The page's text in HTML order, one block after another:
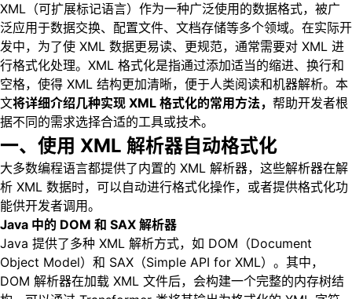
XML（可扩展标记语言）作为一种广泛使用的数据格式，被广
泛应用于数据交换、配置文件、文档存储等多个领域。在实际开
发中，为了使 XML 数据更易读、更规范，通常需要对 XML 进
行格式化处理。XML 格式化是指通过添加适当的缩进、换行和
空格，使得 XML 结构更加清晰，便于人类阅读和机器解析。本
文将详细介绍几种实现 XML 格式化的常用方法， 帮助开发者根
据不同的需求选择合适的工具或技术。
一、使用 XML 解析器自动格式化
大多数编程语言都提供了内置的 XML 解析器，这些解析器在解
析 XML 数据时，可以自动进行格式化操作，或者提供格式化功
能供开发者调用。
Java 中的 DOM 和 SAX 解析器
Java 提供了多种 XML 解析方式，如 DOM（Document
Object Model）和 SAX（Simple API for XML）。其中，
DOM 解析器在加载 XML 文件后，会构建一个完整的内存树结